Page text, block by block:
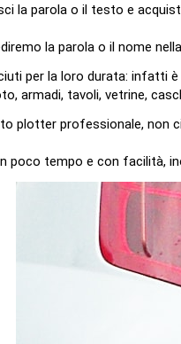
la parola o il testo e
la parola o il nome
per la loro durata: infatti
armadi, tavoli, vetrine,
plotter professionale, non
poco tempo e con facilità,